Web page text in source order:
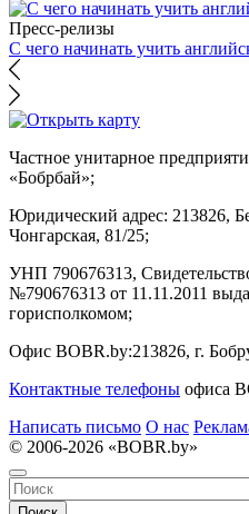
Пресс-релизы
С чего начинать учить
Частное унитарное
«Бобрбай»;
Юридический адрес: 213826,
Чонгарская, 81/25;
УНП 790676313,
№790676313 от 11.11.2011
горисполкомом;
Офис BOBR.by:213826, г.
Контактные телефоны офиса
Написать письмо О нас
© 2006-2026 «BOBR.by»